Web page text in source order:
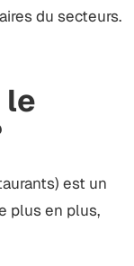
du secteurs.
le
est un
plus en plus,